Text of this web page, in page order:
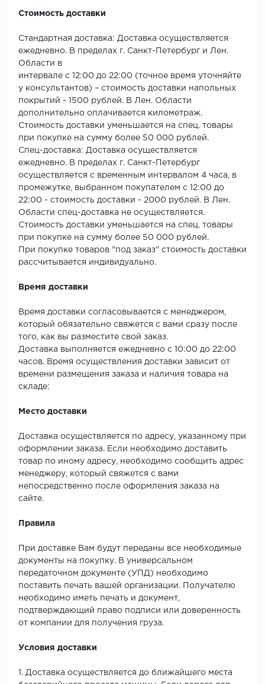
SPC Flooring
SPC Ideal Flooring
SPC Kronostep
SPC Promo
SPC Stronghold
Tulesna
Vinilam
Стоимость доставки
Стандартная доставка: Доставка осуществляется
ежедневно. В пределах г. Санкт-Петербург и Лен.
Области в
интервале с 12:00 до 22:00 (точное время уточняйте
у консультантов) – стоимость доставки напольных
покрытий - 1500 рублей. В Лен. Области
дополнительно оплачивается километраж.
Стоимость доставки уменьшается на спец. товары
при покупке на сумму более 50 000 рублей.
Спец-доставка: Доставка осуществляется
ежедневно. В пределах г. Санкт-Петербург
осуществляется с временным интервалом 4 часа, в
промежутке, выбранном покупателем с 12:00 до
22:00 - стоимость доставки - 2000 рублей. В Лен.
Области спец-доставка не осуществляется.
Стоимость доставки уменьшается на спец. товары
при покупке на сумму более 50 000 рублей.
При покупке товаров "под заказ" стоимость доставки
рассчитывается индивидуально.
Время доставки
Время доставки согласовывается с менеджером,
который обязательно свяжется с вами сразу после
того, как вы разместите свой заказ.
Доставка выполняется ежедневно с 10:00 до 22:00
часов. Время осуществления доставки зависит от
времени размещения заказа и наличия товара на
складе:
Место доставки
Доставка осуществляется по адресу, указанному при
оформлении заказа. Если необходимо доставить
товар по иному адресу, необходимо сообщить адрес
менеджеру, который свяжется с вами
непосредственно после оформления заказа на
сайте.
Правила
При доставке Вам будут переданы все необходимые
документы на покупку. В универсальном
передаточном документе (УПД) необходимо
поставить печать вашей организации. Получателю
необходимо иметь печать и документ,
подтверждающий право подписи или доверенность
от компании для получения груза.
Условия доставки
1. Доставка осуществляется до ближайшего места